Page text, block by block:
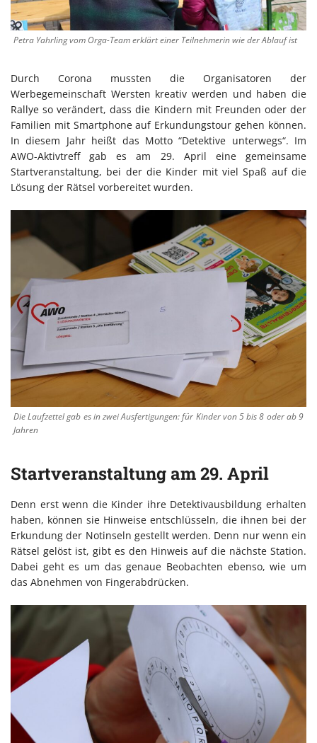
Petra Yahrling vom Orga-Team erklärt einer Teilnehmerin wie der Ablauf ist
Durch Corona mussten die Organisatoren der
Werbegemeinschaft Wersten kreativ werden und haben die
Rallye so verändert, dass die Kindern mit Freunden oder der
Familien mit Smartphone auf Erkundungstour gehen können.
In diesem Jahr heißt das Motto “Detektive unterwegs“. Im
AWO-Aktivtreff gab es am 29. April eine gemeinsame
Startveranstaltung, bei der die Kinder mit viel Spaß auf die
Lösung der Rätsel vorbereitet wurden.
Die Laufzettel gab es in zwei Ausfertigungen: für Kinder von 5 bis 8 oder ab 9
Jahren
Startveranstaltung am 29. April
Denn erst wenn die Kinder ihre Detektivausbildung erhalten
haben, können sie Hinweise entschlüsseln, die ihnen bei der
Erkundung der Notinseln gestellt werden. Denn nur wenn ein
Rätsel gelöst ist, gibt es den Hinweis auf die nächste Station.
Dabei geht es um das genaue Beobachten ebenso, wie um
das Abnehmen von Fingerabdrücken.